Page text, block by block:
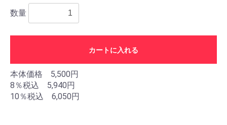
数量
カートに入れる
本体価格 5,500円
8％税込 5,940円
10％税込 6,050円